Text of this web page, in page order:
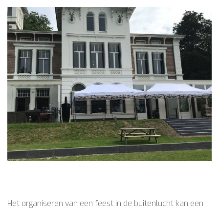
Het organiseren van een feest in de buitenlucht kan een